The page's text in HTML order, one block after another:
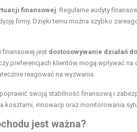
finansowej . Regularne audyty
firmy. Dzięki temu można szybko
finansowej jest dostosowywanie działań
preferencjach klientów mogą wpływać
reagować na wyzwania.
swoją stabilność finansową i
kosztami, innowacji oraz monitorowania
jest ważna?